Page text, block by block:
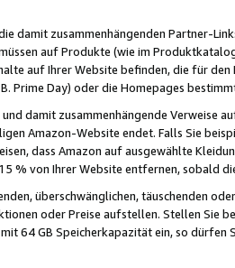
damit zusammenhängenden Partner-
auf Produkte (wie im
auf Ihrer Website befinden, die für
Prime Day) oder die Homepages
und damit zusammenhängende
Amazon-Website endet. Falls Sie
dass Amazon auf ausgewählte
% von Ihrer Website entfernen, sobald
überschwänglichen, täuschenden
oder Preise aufstellen. Stellen Sie
64 GB Speicherkapazität ein, so dürfen